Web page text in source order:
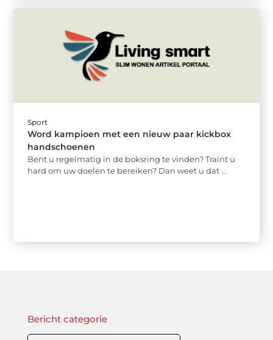
Sport
Word kampioen met een nieuw paar kickbox
handschoenen
Bent u regelmatig in de boksring te vinden? Traint u
hard om uw doelen te bereiken? Dan weet u dat ...
Bericht categorie